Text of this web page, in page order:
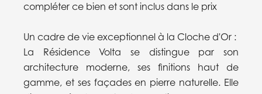
compléter ce bien et sont inclus dans le prix
Un cadre de vie exceptionnel à la Cloche d'Or :
La Résidence Volta se distingue par son
architecture moderne, ses finitions haut de
gamme, et ses façades en pierre naturelle. Elle